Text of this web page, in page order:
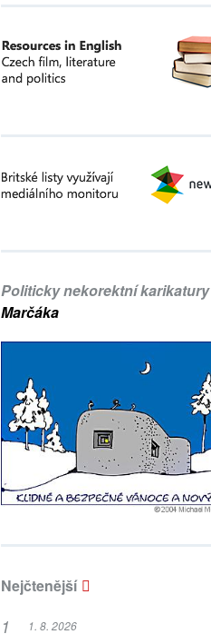
Politicky nekorektní karikatury
Marčáka
Nejčtenější
1. 8. 2026